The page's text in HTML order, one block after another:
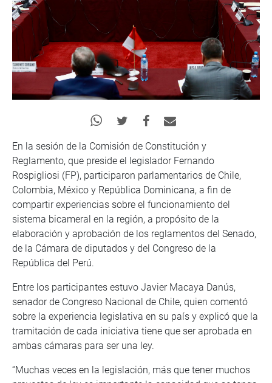
En la sesión de la Comisión de Constitución y
Reglamento, que preside el legislador Fernando
Rospigliosi (FP), participaron parlamentarios de Chile,
Colombia, México y República Dominicana, a fin de
compartir experiencias sobre el funcionamiento del
sistema bicameral en la región, a propósito de la
elaboración y aprobación de los reglamentos del Senado,
de la Cámara de diputados y del Congreso de la
República del Perú.
Entre los participantes estuvo Javier Macaya Danús,
senador de Congreso Nacional de Chile, quien comentó
sobre la experiencia legislativa en su país y explicó que la
tramitación de cada iniciativa tiene que ser aprobada en
ambas cámaras para ser una ley.
“Muchas veces en la legislación, más que tener muchos